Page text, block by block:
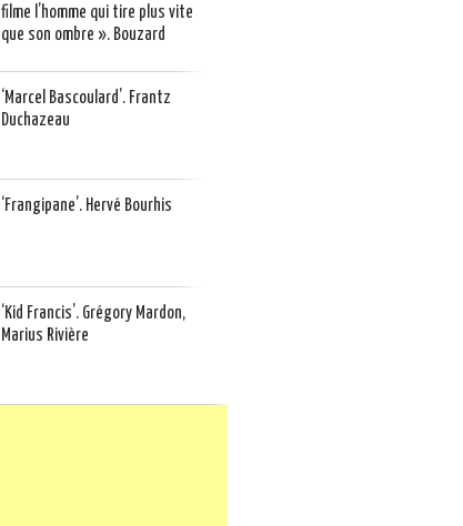
filme l’homme qui tire plus vite
que son ombre ». Bouzard
‘Marcel Bascoulard’. Frantz
Duchazeau
‘Frangipane’. Hervé Bourhis
‘Kid Francis’. Grégory Mardon,
Marius Rivière